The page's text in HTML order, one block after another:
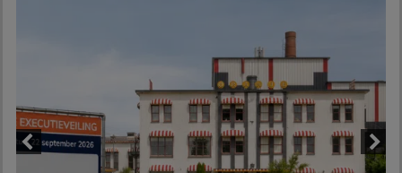
Next